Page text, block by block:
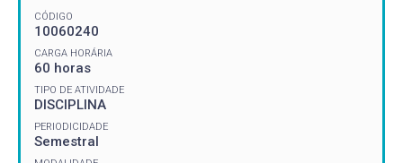
CÓDIGO
10060240
CARGA HORÁRIA
60 horas
TIPO DE ATIVIDADE
DISCIPLINA
PERIODICIDADE
Semestral